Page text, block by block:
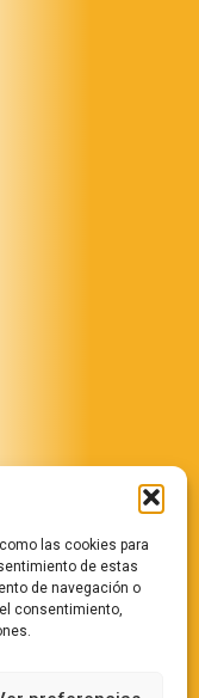
las cookies para
de estas
de navegación o
consentimiento,